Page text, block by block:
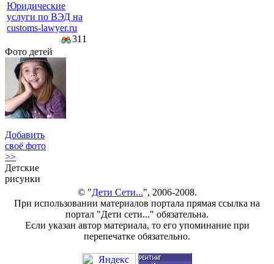
Юридические
услуги по ВЭД на
customs-lawyer.ru
311
Фото детей
Добавить
своё фото
>>
Детские
рисунки
© "Дети Сети...", 2006-2008.
При использовании материалов портала прямая ссылка на
портал "Дети сети..." обязательна.
Если указан автор материала, то его упоминание при
перепечатке обязательно.